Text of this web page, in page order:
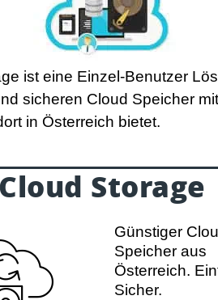
ist eine Einzel-Benutzer
sicheren Cloud Speicher mit
in Österreich bietet.
Cloud Storage
Günstiger
Speicher aus
Österreich.
Sicher.
Cloud Storage
25 GB ab 0,80 € pro Monat
100 GB ab 1,30 € pro Monat
GB ab 4,15 € pro Monat